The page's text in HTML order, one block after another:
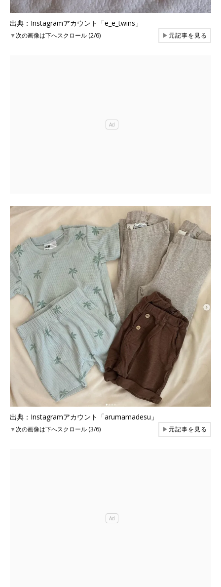
出典：Instagramアカウント「e_e_twins」
▼次の画像は下へスクロール (2/6) ▶元記事を見る
出典：Instagramアカウント「arumamadesu」
▼次の画像は下へスクロール (3/6) ▶元記事を見る